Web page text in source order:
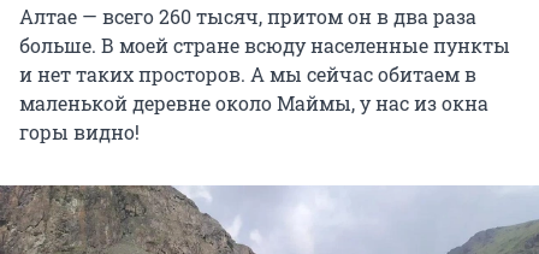
Алтае — всего 260 тысяч, притом он в два раза
больше. В моей стране всюду населенные пункты
и нет таких просторов. А мы сейчас обитаем в
маленькой деревне около Маймы, у нас из окна
горы видно!